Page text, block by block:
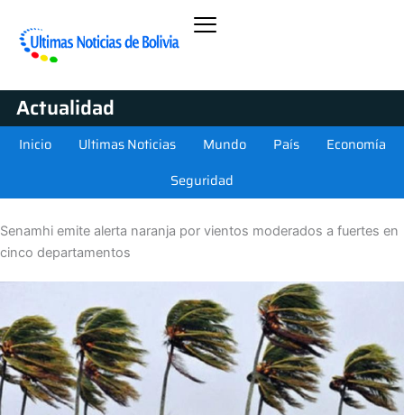
Actualidad
Inicio Ultimas Noticias Mundo País
Economía
Seguridad
Senamhi emite alerta naranja por vientos moderados a fuertes en
cinco departamentos